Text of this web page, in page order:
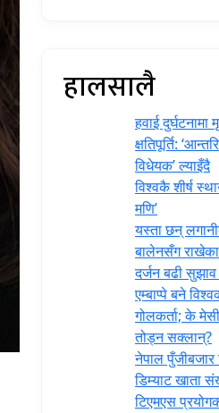
हालसालै
हवाई
क्षतिपूर्ति:
विधेयक’ ल्याइँदै
विश्वकै शीर्ष
मणि’
यस्ता छन्
‍बालेनसँग
दर्जन बढी
एम्बाप्पे बने
गोलकर्ता; के
तोड्न सक्लान्?
नेपाल पुँजीबजार
डिम्याट खाता
टिएमएस